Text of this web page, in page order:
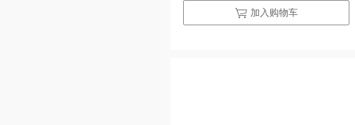
加入购物车